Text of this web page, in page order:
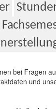
bei Fragen
und